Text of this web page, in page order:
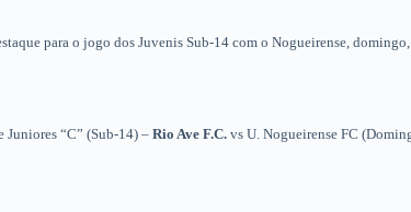
para o jogo dos Juvenis Sub-14 com o Nogueirense,
“C” (Sub-14) – Rio Ave F.C. vs U. Nogueirense FC